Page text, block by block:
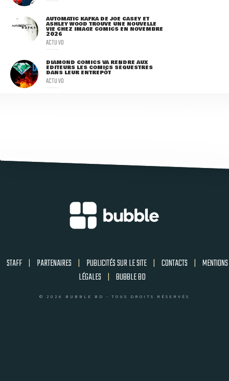
AUTOMATIC KAFKA DE JOE CASEY ET
ASHLEY WOOD TROUVE UNE NOUVELLE
VIE CHEZ IMAGE COMICS EN NOVEMBRE
2026
ACTU VO
DIAMOND COMICS VA RENDRE AUX
ÉDITEURS LES COMICS SÉQUESTRÉS
DANS LEUR ENTREPÔT
ACTU VO
STAFF | PARTENAIRES | PUBLICITÉS SUR LE SITE | CONTACTS | MENTIONS
LÉGALES | BUBBLE BD
© 2026 BUBBLE BD - TOUS DROITS RÉSERVÉS